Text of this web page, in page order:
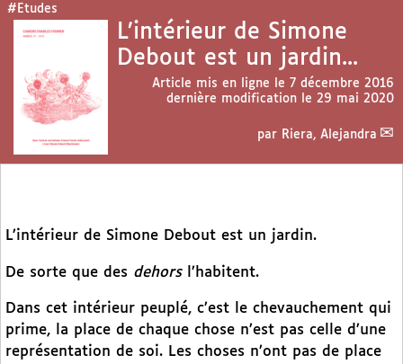
#Etudes
L’intérieur de Simone
Debout est un jardin...
Article mis en ligne le 7 décembre 2016
dernière modification le 29 mai 2020
par Riera, Alejandra
L’intérieur de Simone Debout est un jardin.
De sorte que des dehorsl’habitent.
Dans cet intérieur peuplé, c’est le chevauchement qui
prime, la place de chaque chose n’est pas celle d’une
représentation de soi. Les choses n’ont pas de place